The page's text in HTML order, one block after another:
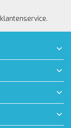
klantenservice.